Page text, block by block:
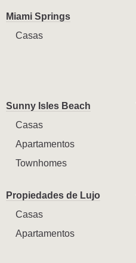
Miami Springs
Casas
Sunny Isles Beach
Casas
Apartamentos
Townhomes
Propiedades de Lujo
Casas
Apartamentos